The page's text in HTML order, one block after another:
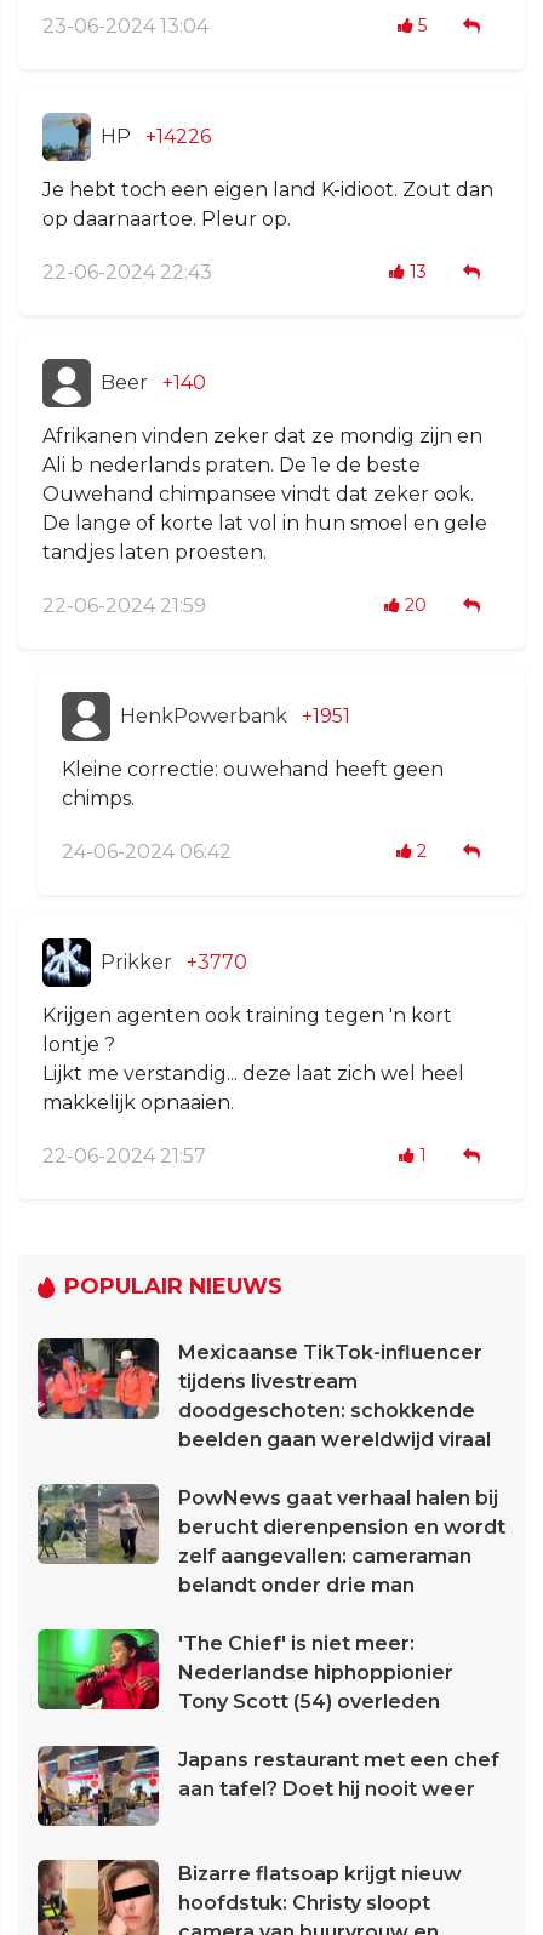
23-06-2024 13:04 5
HP +14226
Je hebt toch een eigen land K-idioot. Zout dan
op daarnaartoe. Pleur op.
22-06-2024 22:43 13
Beer +140
Afrikanen vinden zeker dat ze mondig zijn en
Ali b nederlands praten. De 1e de beste
Ouwehand chimpansee vindt dat zeker ook.
De lange of korte lat vol in hun smoel en gele
tandjes laten proesten.
22-06-2024 21:59 20
HenkPowerbank +1951
Kleine correctie: ouwehand heeft geen
chimps.
24-06-2024 06:42 2
Prikker +3770
Krijgen agenten ook training tegen 'n kort
lontje ?
Lijkt me verstandig... deze laat zich wel heel
makkelijk opnaaien.
22-06-2024 21:57 1
POPULAIR NIEUWS
Mexicaanse TikTok-influencer
tijdens livestream
doodgeschoten: schokkende
beelden gaan wereldwijd viraal
PowNews gaat verhaal halen bij
berucht dierenpension en wordt
zelf aangevallen: cameraman
belandt onder drie man
'The Chief' is niet meer:
Nederlandse hiphoppionier
Tony Scott (54) overleden
Japans restaurant met een chef
aan tafel? Doet hij nooit weer
Bizarre flatsoap krijgt nieuw
hoofdstuk: Christy sloopt